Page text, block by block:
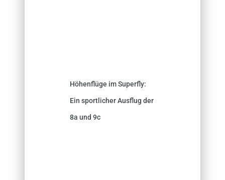
Höhenflüge im Superfly:
Ein sportlicher Ausflug der
8a und 9c